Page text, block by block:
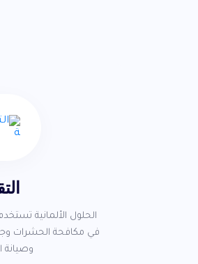
الحلول الألمانية
في مكافحة الحشرات
وصيانة